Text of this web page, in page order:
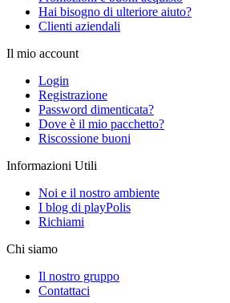
Hai bisogno di ulteriore aiuto?
Clienti aziendali
Il mio account
Login
Registrazione
Password dimenticata?
Dove è il mio pacchetto?
Riscossione buoni
Informazioni Utili
Noi e il nostro ambiente
I blog di playPolis
Richiami
Chi siamo
Il nostro gruppo
Contattaci